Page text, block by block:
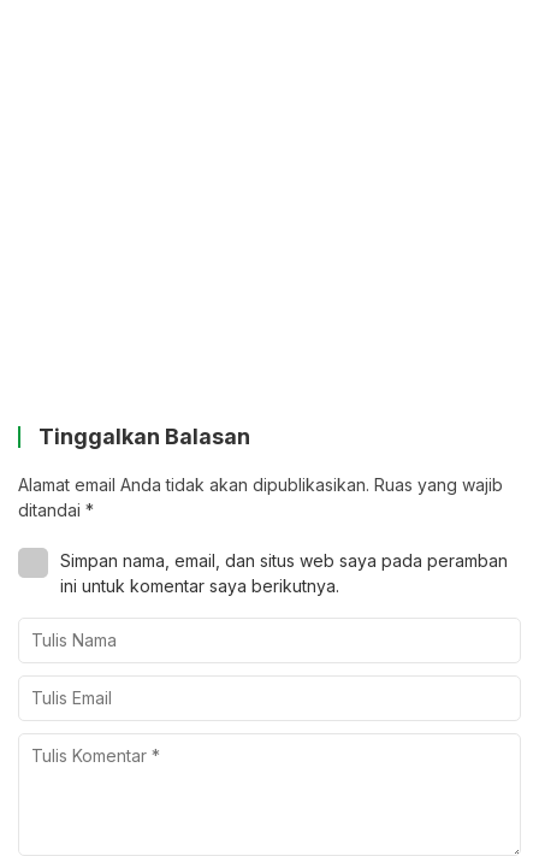
Tinggalkan Balasan
Alamat email Anda tidak akan dipublikasikan. Ruas yang wajib
ditandai *
Simpan nama, email, dan situs web saya pada peramban
ini untuk komentar saya berikutnya.